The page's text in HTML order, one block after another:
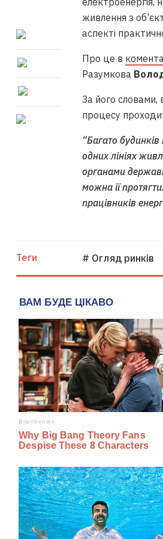
живлення з
аспекті
Про це в
Разумкова
За його словами,
процесу
“Багато
одних лініях
органами
можна її
працівників
Теги # Огляд ринків